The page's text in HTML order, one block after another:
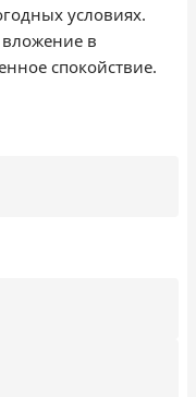
условиях.
в
спокойствие.